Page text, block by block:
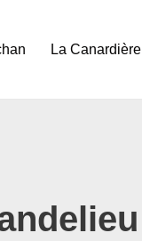
La Canardière